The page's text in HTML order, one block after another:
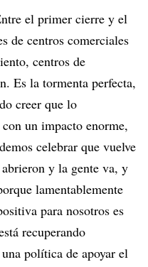
el primer cierre y el
de centros comerciales
centros de
Es la tormenta perfecta,
creer que lo
un impacto enorme,
celebrar que vuelve
y la gente va, y
lamentablemente
para nosotros es
recuperando
política de apoyar el